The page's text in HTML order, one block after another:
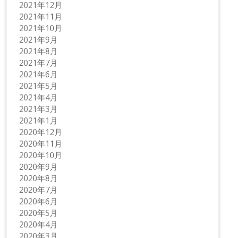
2021年12月
2021年11月
2021年10月
2021年9月
2021年8月
2021年7月
2021年6月
2021年5月
2021年4月
2021年3月
2021年1月
2020年12月
2020年11月
2020年10月
2020年9月
2020年8月
2020年7月
2020年6月
2020年5月
2020年4月